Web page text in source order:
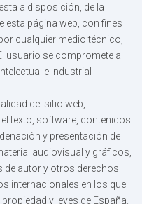
a disposición, de la
esta página web, con fines
cualquier medio técnico,
usuario se compromete a
e Industrial
del sitio web,
texto, software, contenidos
y presentación de
audiovisual y gráficos,
de autor y otros derechos
internacionales en los que
y leyes de España.